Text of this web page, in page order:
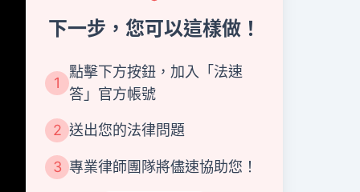
下一步，您可以這樣做！
1
點擊下方按鈕，加入「法速
答」官方帳號
2 送出您的法律問題
3 專業律師團隊將儘速協助您！